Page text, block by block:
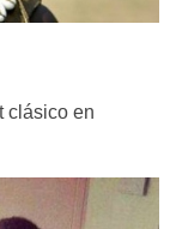
clásico en